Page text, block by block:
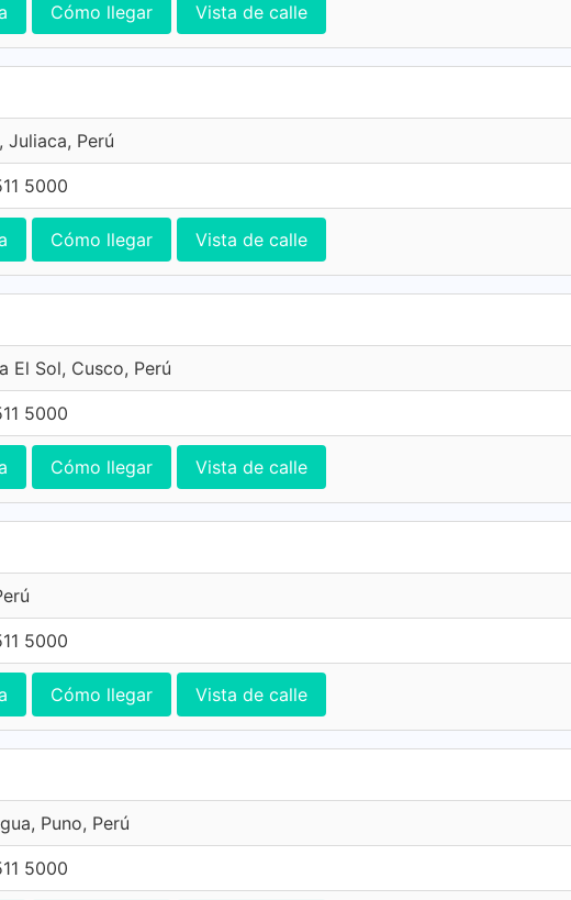
Cómo llegar Vista de calle
Juliaca, Perú
5000
Cómo llegar Vista de calle
El Sol, Cusco, Perú
5000
Cómo llegar Vista de calle
5000
Cómo llegar Vista de calle
Puno, Perú
5000